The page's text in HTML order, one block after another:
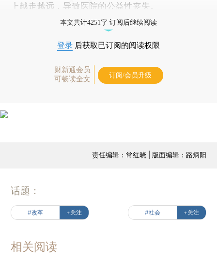
上越走越远，导致医院的公益性丧失。
本文共计4251字 订阅后继续阅读
登录 后获取已订阅的阅读权限
财新通会员
可畅读全文
订阅/会员升级
责任编辑：常红晓 | 版面编辑：路炳阳
话题：
#改革 +关注 #社会 +关注
相关阅读